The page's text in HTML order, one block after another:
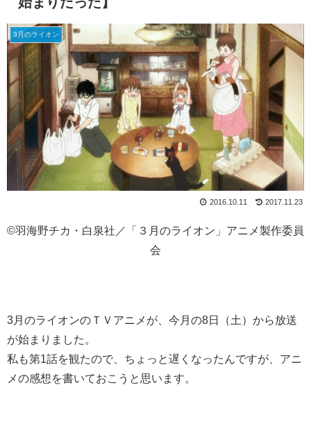
3月のライオン
2017.11.23
2016.10.11
©羽海野チカ・白泉社／「３月のライオン」アニメ製作委員
会
3月のライオンのＴＶアニメが、今月の8日（土）から放送
が始まりました。
私も第1話を観たので、ちょっと遅くなったんですが、アニ
メの感想を書いておこうと思います。